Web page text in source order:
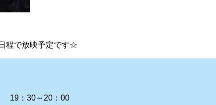
程で放映予定です☆
30～20：00